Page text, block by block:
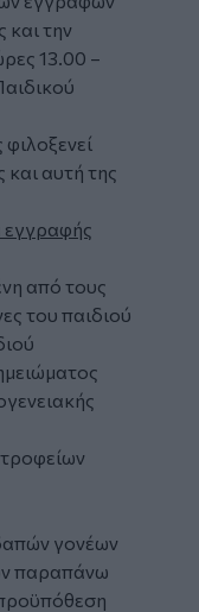
την
13.00 –
και αυτή της
εγγραφής
από τους
του παιδιού
γονέων
παραπάνω